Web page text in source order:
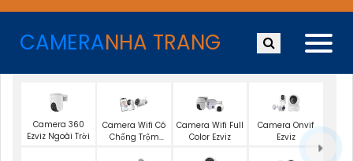
CAMERANHA TRANG
Camera 360
Ezviz Ngoài Trời
Camera Wifi Có
Chống Trộm
Camera Wifi Full
Color Ezviz
Camera Onvif
Ezviz